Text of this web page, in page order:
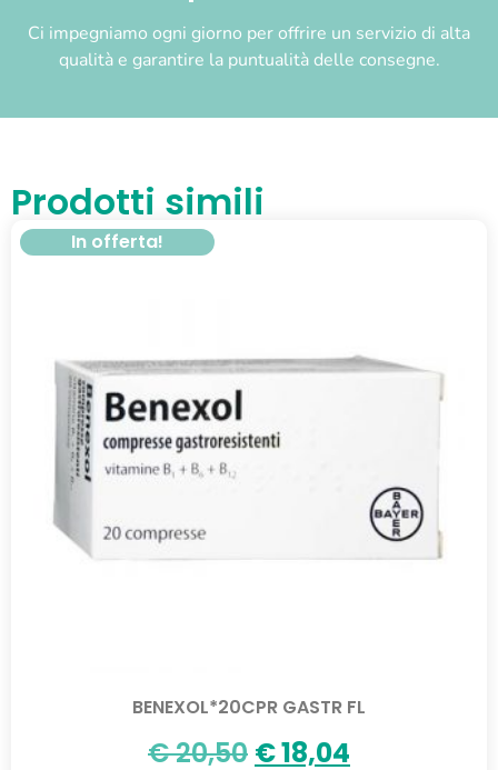
Ci impegniamo ogni giorno per offrire un servizio di alta
qualità e garantire la puntualità delle consegne.
Prodotti simili
In offerta!
BENEXOL*20CPR GASTR FL
€20,50 €18,04